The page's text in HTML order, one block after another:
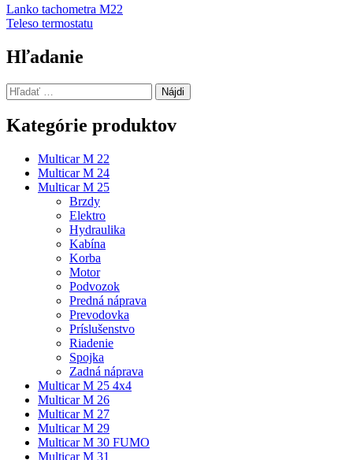
Navigácia
v
článku
Lanko tachometra M22
Teleso termostatu
Hľadanie
Hľadať:
Kategórie produktov
Multicar M 22
Multicar M 24
Multicar M 25
Brzdy
Elektro
Hydraulika
Kabína
Korba
Motor
Podvozok
Predná náprava
Prevodovka
Príslušenstvo
Riadenie
Spojka
Zadná náprava
Multicar M 25 4x4
Multicar M 26
Multicar M 27
Multicar M 29
Multicar M 30 FUMO
Multicar M 31